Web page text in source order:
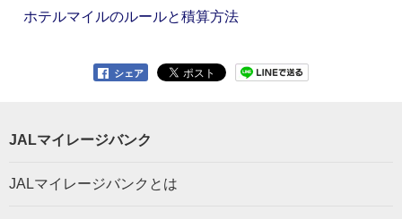
ホテルマイルのルールと積算方法
シェア
JALマイレージバンク
JALマイレージバンクとは